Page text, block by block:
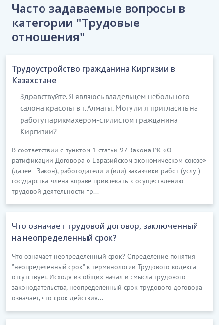
Часто задаваемые вопросы в
категории "Трудовые
отношения"
Трудоустройство гражданина Киргизии в
Казахстане
Здравствуйте. Я являюсь владельцем небольшого
салона красоты в г. Алматы. Могу ли я пригласить на
работу парикмахером-стилистом гражданина
Киргизии?
В соответствии с пунктом 1 статьи 97 Закона РК «О
ратификации Договора о Евразийском экономическом союзе»
(далее - Закон), работодатели и (или) заказчики работ (услуг)
государства-члена вправе привлекать к осуществлению
трудовой деятельности тр...
Что означает трудовой договор, заключенный
на неопределенный срок?
Что означает неопределенный срок? Определение понятия
"неопределенный срок" в терминологии Трудового кодекса
отсутствует. Исходя из общих начал и смысла трудового
законодательства, неопределенный срок трудового договора
означает, что срок действия...